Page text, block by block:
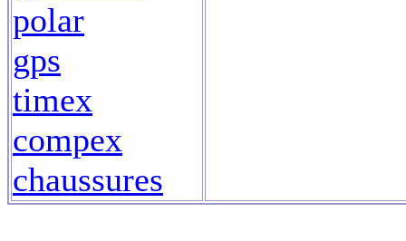
polar
gps
timex
compex
chaussures